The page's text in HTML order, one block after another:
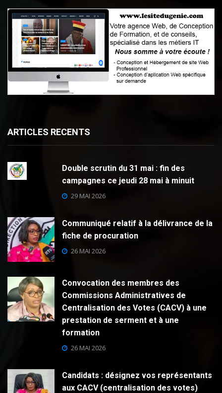
ARTICLES RECENTS
Double scrutin du 31 mai : fin des
campagnes ce jeudi 28 mai à minuit
29 MAI 2026
Communiqué relatif à la délivrance de la
fiche de procuration
26 MAI 2026
Convocation des membres des
Commissions Administratives de
Centralisation des Votes (CACV) à une
prestation de serment et à une
formation
26 MAI 2026
Candidats : désignez vos représentants
aux CACV (centralisation des votes)